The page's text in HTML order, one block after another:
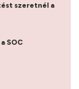
szeretnél a
SOC